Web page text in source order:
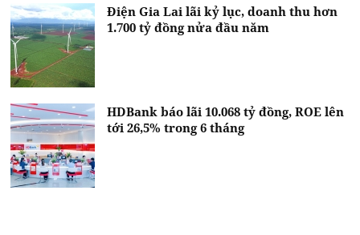
Điện Gia Lai lãi kỷ lục, doanh thu hơn
1.700 tỷ đồng nửa đầu năm
HDBank báo lãi 10.068 tỷ đồng, ROE lên
tới 26,5% trong 6 tháng